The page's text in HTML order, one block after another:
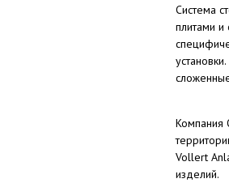
Система
плитами и
Компания
Vollert
изделий.